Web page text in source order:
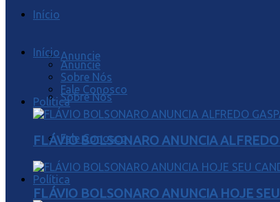
Início
Anuncie
Sobre Nós
Fale Conosco
Política
Início
Anuncie
Sobre Nós
Fale Conosco
Política
FLÁVIO BOLSONARO ANUNCIA
FLÁVIO BOLSONARO ANUNCIA HOJE